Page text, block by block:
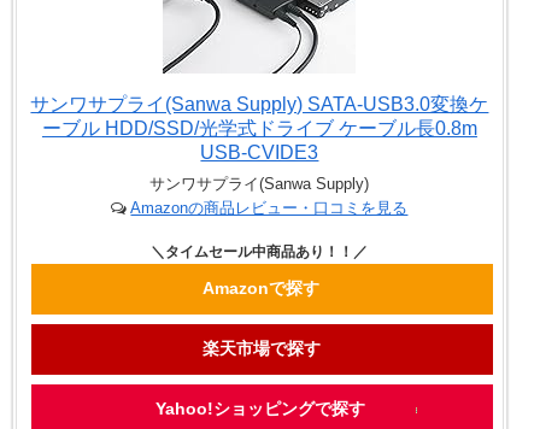
サンワサプライ(Sanwa Supply) SATA-USB3.0変換ケ
ーブル HDD/SSD/光学式ドライブ ケーブル長0.8m
USB-CVIDE3
サンワサプライ(Sanwa Supply)
Amazonの商品レビュー・口コミを見る
Amazonで探す
楽天市場で探す
Yahoo!ショッピングで探す